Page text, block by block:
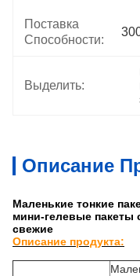
Поставка
Способности:
Выделить:
Описание
Маленькие тонкие
мини-гелевые
свежие
Описание продукта: